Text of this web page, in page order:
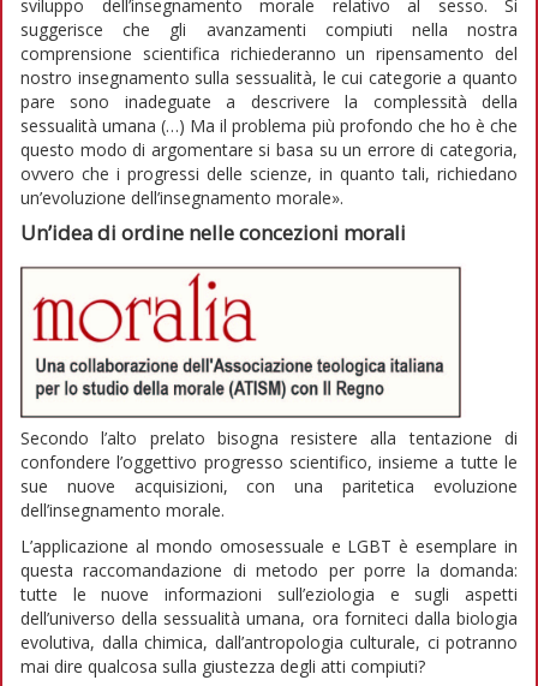
sviluppo dell’insegnamento morale relativo al sesso. Si
suggerisce che gli avanzamenti compiuti nella nostra
comprensione scientifica richiederanno un ripensamento del
nostro insegnamento sulla sessualità, le cui categorie a quanto
pare sono inadeguate a descrivere la complessità della
sessualità umana (…) Ma il problema più profondo che ho è che
questo modo di argomentare si basa su un errore di categoria,
ovvero che i progressi delle scienze, in quanto tali, richiedano
un’evoluzione dell’insegnamento morale».
Un’idea di ordine nelle concezioni morali
Secondo l’alto prelato bisogna resistere alla tentazione di
confondere l’oggettivo progresso scientifico, insieme a tutte le
sue nuove acquisizioni, con una paritetica evoluzione
dell’insegnamento morale.
L’applicazione al mondo omosessuale e LGBT è esemplare in
questa raccomandazione di metodo per porre la domanda:
tutte le nuove informazioni sull’eziologia e sugli aspetti
dell’universo della sessualità umana, ora forniteci dalla biologia
evolutiva, dalla chimica, dall’antropologia culturale, ci potranno
mai dire qualcosa sulla giustezza degli atti compiuti?